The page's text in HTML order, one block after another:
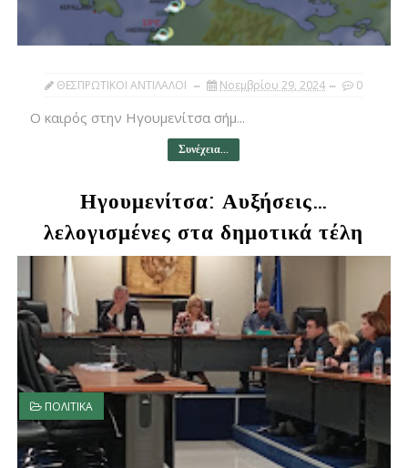
ΘΕΣΠΡΩΤΙΚΟΙ ΑΝΤΙΛΑΛΟΙ Νοεμβρίου 29, 2024 0
Ο καιρός στην Ηγουμενίτσα σήμ...
Συνέχεια...
Ηγουμενίτσα: Αυξήσεις…
λελογισμένες στα δημοτικά τέλη
ΠΟΛΙΤΙΚΑ